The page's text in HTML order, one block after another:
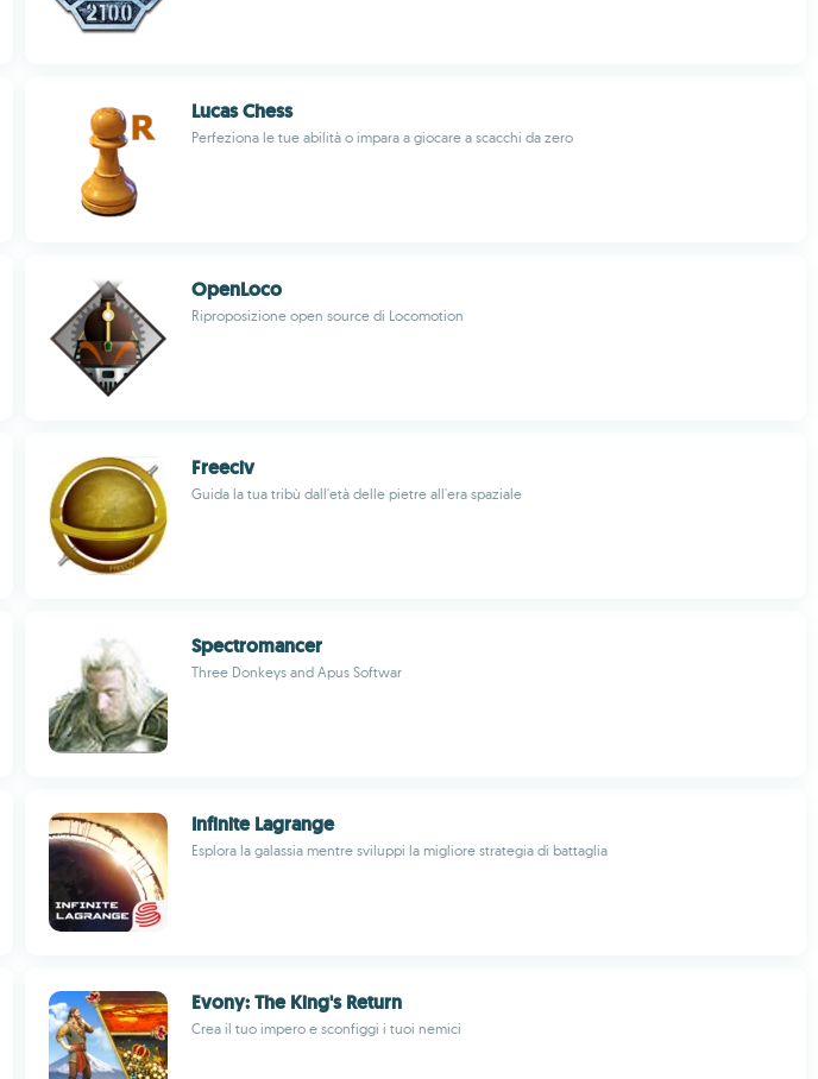
Lucas Chess
Perfeziona le tue abilità o impara a giocare a scacchi da zero
OpenLoco
Riproposizione open source di Locomotion
Freeciv
Guida la tua tribù dall'età delle pietre all'era spaziale
Spectromancer
Three Donkeys and Apus Softwar
Infinite Lagrange
Esplora la galassia mentre sviluppi la migliore strategia di battaglia
Evony: The King's Return
Crea il tuo impero e sconfiggi i tuoi nemici